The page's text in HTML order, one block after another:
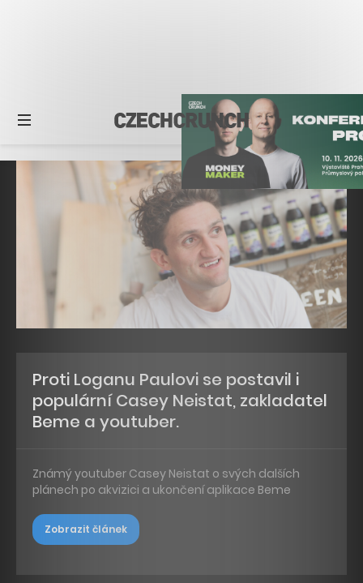
Proti Loganu Paulovi se postavil i
populární Casey Neistat, zakladatel
Beme a youtuber.
Známý youtuber Casey Neistat o svých dalších
plánech po akvizici a ukončení aplikace Beme
Zobrazit článek